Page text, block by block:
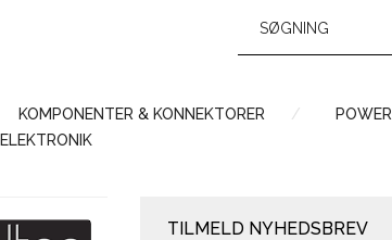
KOMPONENTER & KONNEKTORER
POWER
TILMELD NYHEDSBREV